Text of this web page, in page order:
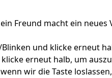
Freund macht ein neues
und klicke erneut
erneut halb, um
wir die Taste